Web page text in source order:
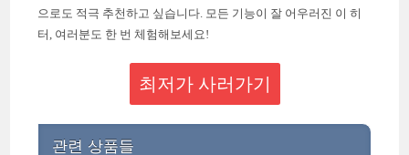
으로도 적극 추천하고 싶습니다. 모든 기능이 잘 어우러진 이 히
터, 여러분도 한 번 체험해보세요!
최저가 사러가기
관련 상품들